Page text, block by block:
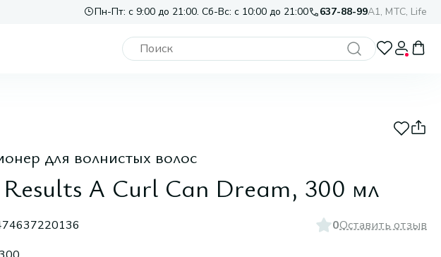
Пн-Пт: с 9:00 до 21:00. Сб-Вс: с 10:00 до 21:00 637-88-99A1, МТС, Life
для волнистых волос
A Curl Can Dream, 300 мл
0Оставить отзыв